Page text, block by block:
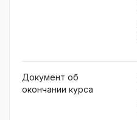
Документ об
окончании курса